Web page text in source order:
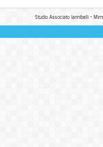
Studio Associato Iannibelli -